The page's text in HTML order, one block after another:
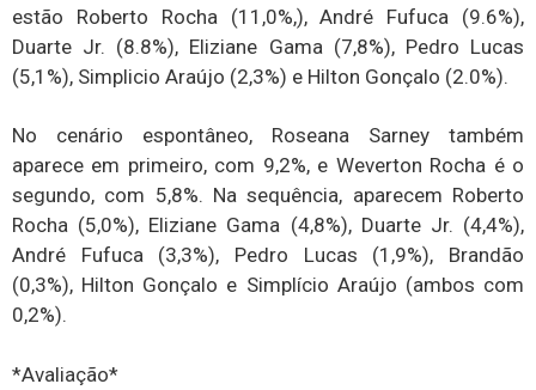
estão Roberto Rocha (11,0%,), André Fufuca (9.6%),
Duarte Jr. (8.8%), Eliziane Gama (7,8%), Pedro Lucas
(5,1%), Simplicio Araújo (2,3%) e Hilton Gonçalo (2.0%).
No cenário espontâneo, Roseana Sarney também
aparece em primeiro, com 9,2%, e Weverton Rocha é o
segundo, com 5,8%. Na sequência, aparecem Roberto
Rocha (5,0%), Eliziane Gama (4,8%), Duarte Jr. (4,4%),
André Fufuca (3,3%), Pedro Lucas (1,9%), Brandão
(0,3%), Hilton Gonçalo e Simplício Araújo (ambos com
0,2%).
*Avaliação*